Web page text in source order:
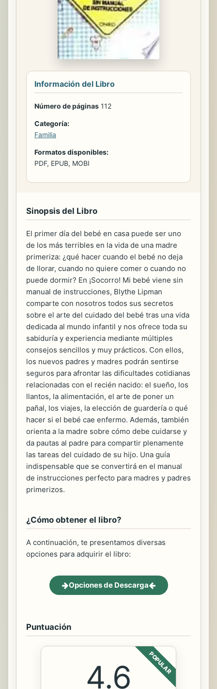
Información del Libro
Número de páginas 112
Categoría:
Familia
Formatos disponibles:
PDF, EPUB, MOBI
Sinopsis del Libro
El primer día del bebé en casa puede ser uno
de los más terribles en la vida de una madre
primeriza: ¿qué hacer cuando el bebé no deja
de llorar, cuando no quiere comer o cuando no
puede dormir? En ¡Socorro! Mi bebé viene sin
manual de instrucciones, Blythe Lipman
comparte con nosotros todos sus secretos
sobre el arte del cuidado del bebé tras una vida
dedicada al mundo infantil y nos ofrece toda su
sabiduría y experiencia mediante múltiples
consejos sencillos y muy prácticos. Con ellos,
los nuevos padres y madres podrán sentirse
seguros para afrontar las dificultades cotidianas
relacionadas con el recién nacido: el sueño, los
llantos, la alimentación, el arte de poner un
pañal, los viajes, la elección de guardería o qué
hacer si el bebé cae enfermo. Además, también
orienta a la madre sobre cómo debe cuidarse y
da pautas al padre para compartir plenamente
las tareas del cuidado de su hijo. Una guía
indispensable que se convertirá en el manual
de instrucciones perfecto para madres y padres
primerizos.
¿Cómo obtener el libro?
A continuación, te presentamos diversas
opciones para adquirir el libro:
Opciones de Descarga
Puntuación
POPULAR
4.6